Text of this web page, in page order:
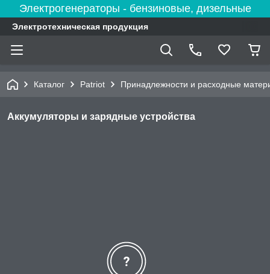
Электрогенераторы - бензиновые, дизельные
Электротехническая продукция
Каталог Patriot Принадлежности и расходные
Аккумуляторы и зарядные устройства